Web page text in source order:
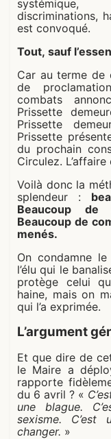
systémique,
discriminations,
est convoqué.
Tout, sauf
Car au terme de
de
combats
Prissette
Prissette
Prissette
du prochain
Circulez.
Voilà donc la
splendeur :
Beaucoup de
Beaucoup de
menés.
On condamne
l’élu qui le
protège celui
haine, mais on
qui l’a exprimée.
L’argument
Et que dire de
le Maire a
rapporte
du 6 avril ? «
une blague.
sexisme.
changer. »